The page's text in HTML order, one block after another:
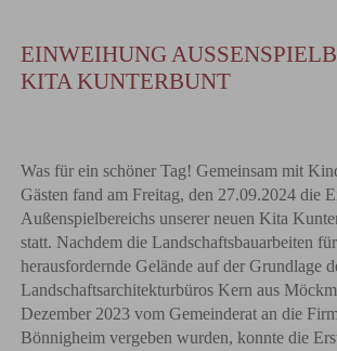
EINWEIHUNG
ITA KUNTERBUNT
Was für ein schöner Tag! Gemeinsam mit
Gästen fand am Freitag, den 27.09.2024 die
Außenspielbereichs unserer neuen Kita
statt. Nachdem die Landschaftsbauarbeiten
herausfordernde Gelände auf der Grundlage
Landschaftsarchitekturbüros Kern aus
Dezember 2023 vom Gemeinderat an die
Bönnigheim vergeben wurden, konnte die